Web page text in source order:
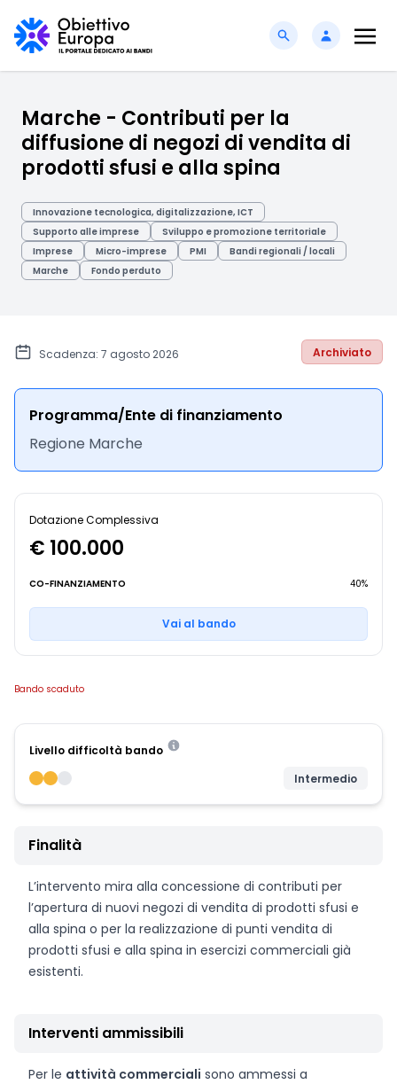
Marche - Contributi per la
diffusione di negozi di vendita di
prodotti sfusi e alla spina
Innovazione tecnologica, digitalizzazione, ICT
Supporto alle imprese
Sviluppo e promozione territoriale
Imprese
Micro-imprese PMI
Bandi regionali / locali
Marche
Fondo perduto
Scadenza: 7 agosto 2026 Archiviato
Programma/Ente di finanziamento
Regione Marche
Dotazione Complessiva
€ 100.000
CO-FINANZIAMENTO 40%
Vai al bando
Bando scaduto
Livello difficoltà bando
Intermedio
Finalità
L’intervento mira alla concessione di contributi per
l’apertura di nuovi negozi di vendita di prodotti sfusi e
alla spina o per la realizzazione di punti vendita di
prodotti sfusi e alla spina in esercizi commerciali già
esistenti.
Interventi ammissibili
Per le attività commerciali sono ammessi a